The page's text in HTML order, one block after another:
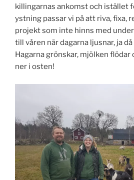
killingarnas ankomst och istället
ystning passar vi på att riva, fixa,
projekt som inte hinns med
till våren när dagarna ljusnar, ja
Hagarna grönskar, mjölken
ner i osten!